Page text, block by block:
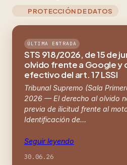
PROTECCIÓN DE DATOS
ÚLTIMA ENTRADA
STS 918/2026, de 15 de
olvido frente a Google y
efectivo del art. 17 LSSI
Tribunal Supremo (Sala
2026 — El derecho al olvido
previa de ilicitud frente al
Identificación de…
Seguir leyendo
30.06.26